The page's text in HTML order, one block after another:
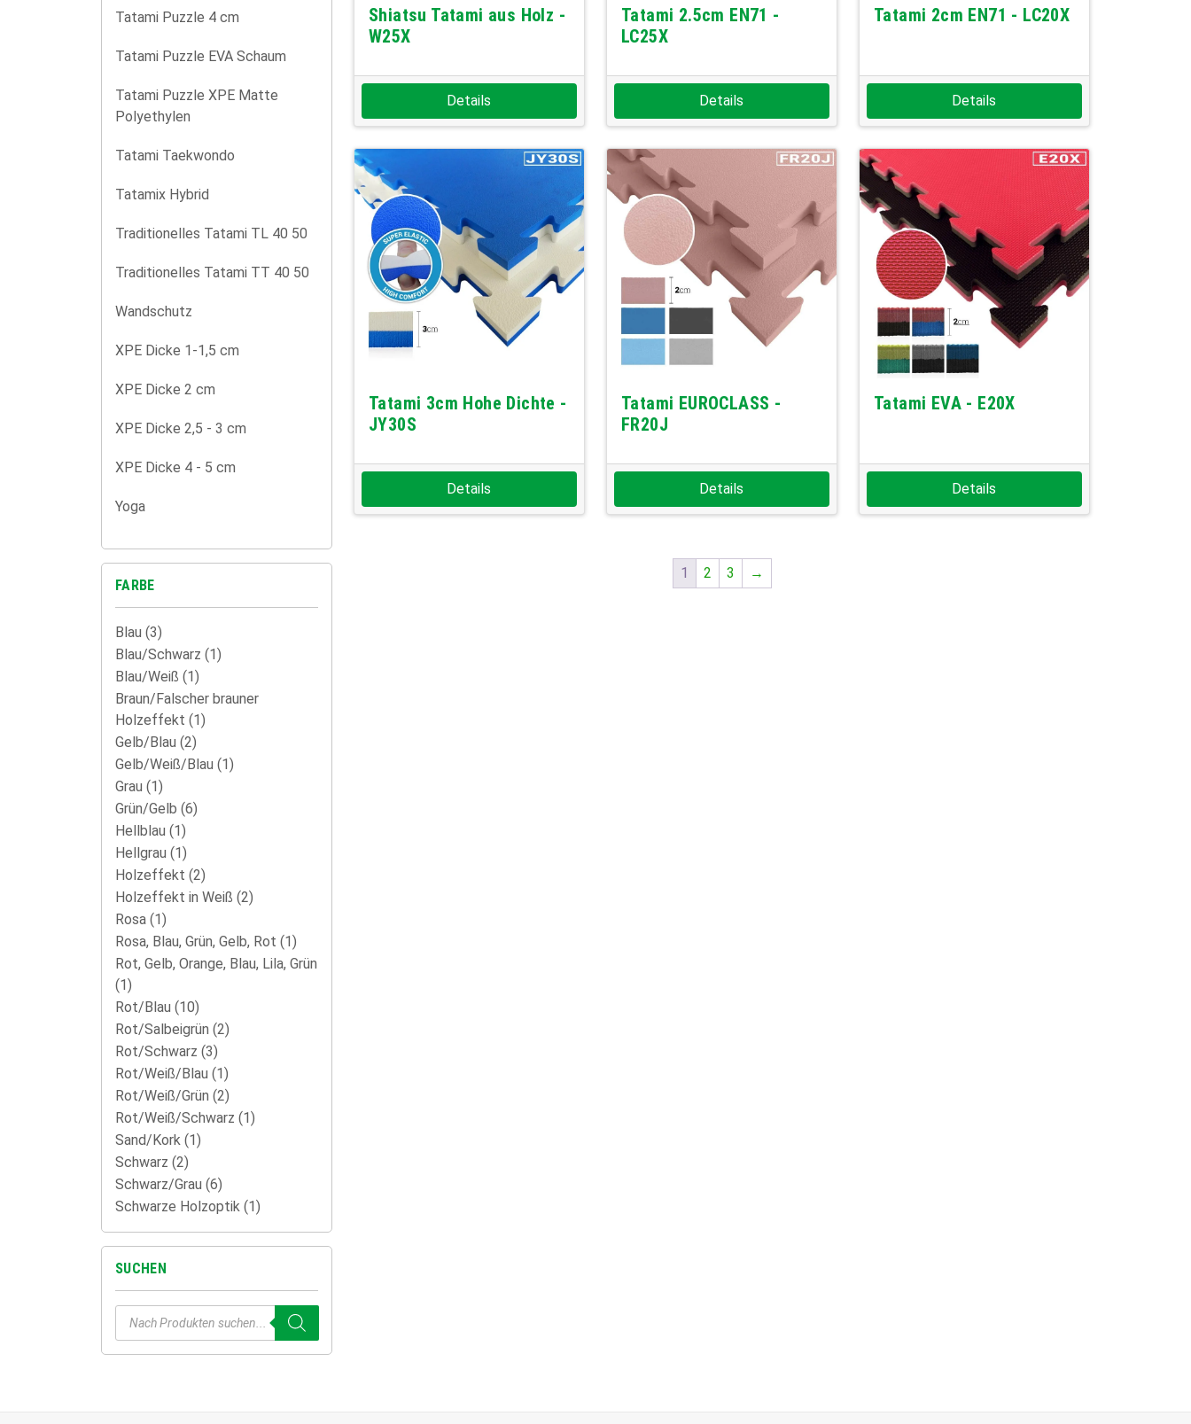
Tatami Puzzle 4 cm
Tatami Puzzle EVA Schaum
Tatami Puzzle XPE Matte
Polyethylen
Tatami Taekwondo
Tatamix Hybrid
Traditionelles Tatami TL 40 50
Traditionelles Tatami TT 40 50
Wandschutz
XPE Dicke 1-1,5 cm
XPE Dicke 2 cm
XPE Dicke 2,5 - 3 cm
XPE Dicke 4 - 5 cm
Yoga
FARBE
Blau (3)
Blau/Schwarz (1)
Blau/Weiß (1)
Braun/Falscher brauner
Holzeffekt (1)
Gelb/Blau (2)
Gelb/Weiß/Blau (1)
Grau (1)
Grün/Gelb (6)
Hellblau (1)
Hellgrau (1)
Holzeffekt (2)
Holzeffekt in Weiß (2)
Rosa (1)
Rosa, Blau, Grün, Gelb, Rot (1)
Rot, Gelb, Orange, Blau, Lila, Grün
(1)
Rot/Blau (10)
Rot/Salbeigrün (2)
Rot/Schwarz (3)
Rot/Weiß/Blau (1)
Rot/Weiß/Grün (2)
Rot/Weiß/Schwarz (1)
Sand/Kork (1)
Schwarz (2)
Schwarz/Grau (6)
Schwarze Holzoptik (1)
SUCHEN
Products
search
Shiatsu Tatami aus Holz -
W25X
Details
Tatami 2.5cm EN71 -
LC25X
Details
Tatami 2cm EN71 - LC20X
Details
Tatami 3cm Hohe Dichte -
JY30S
Details
Tatami EUROCLASS -
FR20J
Details
Tatami EVA - E20X
Details
1 2 3 →